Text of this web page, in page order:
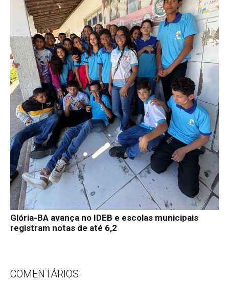
Glória-BA avança no IDEB e escolas municipais
registram notas de até 6,2
COMENTÁRIOS